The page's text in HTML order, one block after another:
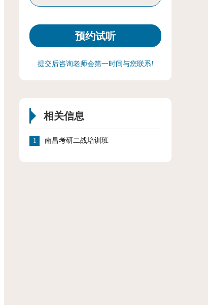
提交后咨询老师会第一时间与您联系!
相关信息
1 南昌考研二战培训班